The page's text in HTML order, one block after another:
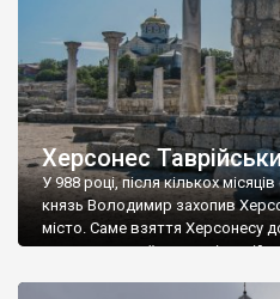
Херсонес
У 988 році, після кількох
князь Володимир захопив
місто. Саме взяття Херсонесу
диктувати свої умови